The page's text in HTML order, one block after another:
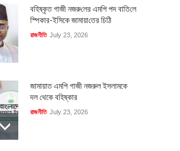
বহিষ্কৃত গাজী নজরু‌লের এম‌পি পদ বা‌তি‌লে
স্পিকার-ইসিকে জামায়া‌তের চি‌ঠি
রাজনীতি July 23, 2026
জামায়াত এমপি গাজী নজরুল ইসলামকে
দল থেকে বহিষ্কার
রাজনীতি July 23, 2026